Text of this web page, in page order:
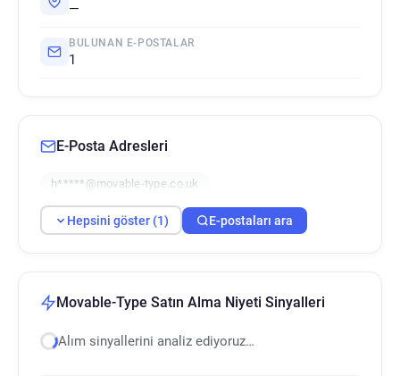
—
BULUNAN E-POSTALAR
1
E-Posta Adresleri
h*****@movable-type.co.uk
Hepsini göster (1) E-postaları ara
Movable-Type Satın Alma Niyeti Sinyalleri
Alım sinyallerini analiz ediyoruz…